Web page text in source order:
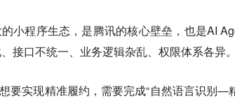
小程序生态，是腾讯的核心壁垒，也是AI
接口不统一、业务逻辑杂乱、权限体系各异。
要实现精准履约，需要完成“自然语言识别